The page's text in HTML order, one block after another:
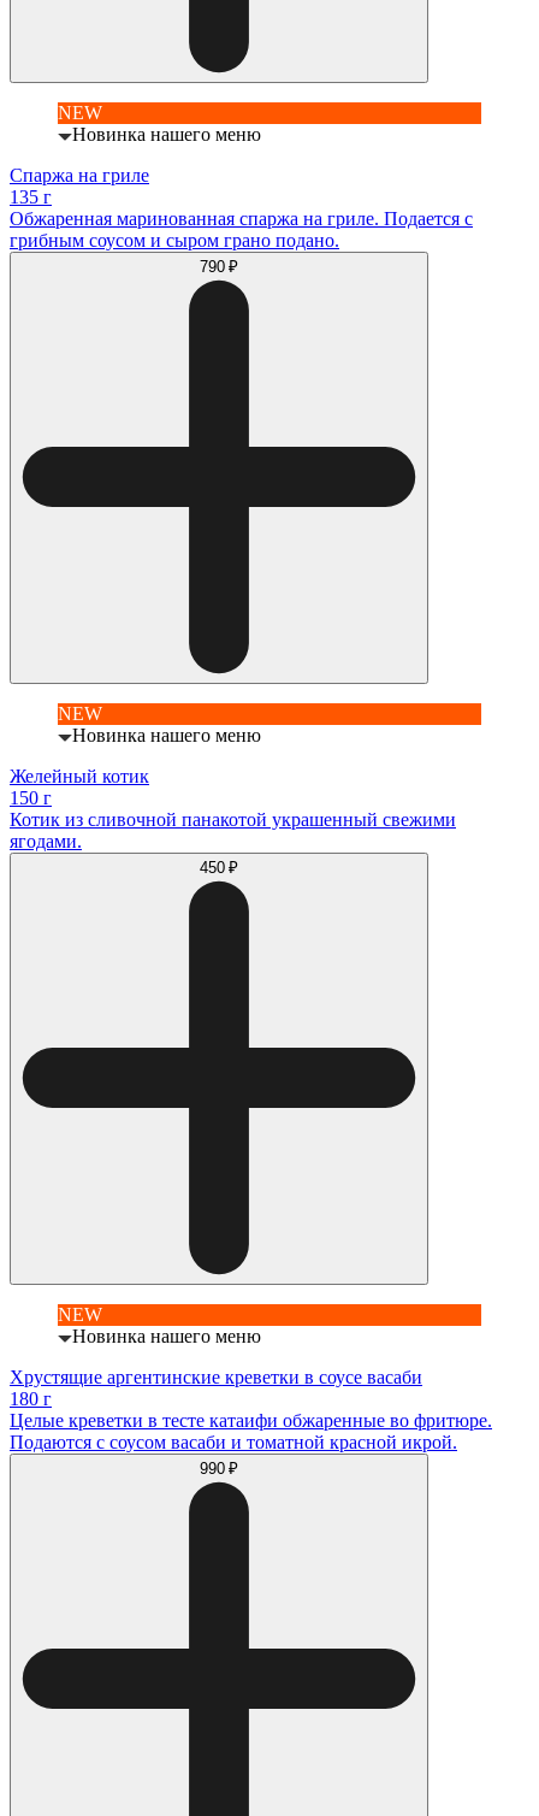
NEW
Новинка нашего меню
Спаржа на гриле
135 г
Обжаренная маринованная спаржа на гриле. Подается с
грибным соусом и сыром грано подано.
790 ₽
NEW
Новинка нашего меню
Желейный котик
150 г
Котик из сливочной панакотой украшенный свежими
ягодами.
450 ₽
NEW
Новинка нашего меню
Хрустящие аргентинские креветки в соусе васаби
180 г
Целые креветки в тесте катаифи обжаренные во фритюре.
Подаются с соусом васаби и томатной красной икрой.
990 ₽